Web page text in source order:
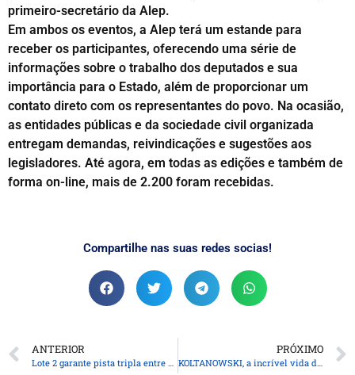
primeiro-secretário da Alep.
Em ambos os eventos, a Alep terá um estande para
receber os participantes, oferecendo uma série de
informações sobre o trabalho dos deputados e sua
importância para o Estado, além de proporcionar um
contato direto com os representantes do povo. Na ocasião,
as entidades públicas e da sociedade civil organizada
entregam demandas, reivindicações e sugestões aos
legisladores. Até agora, em todas as edições e também de
forma on-line, mais de 2.200 foram recebidas.
Compartilhe nas suas redes socias!
ANTERIOR
Lote 2 garante pista tripla entre Curitiba e Paranaguá nos primeiros anos do contrato
PRÓXIMO
KOLTANOWSKI, a incrível vida do cortador de diamantes que ficou cego